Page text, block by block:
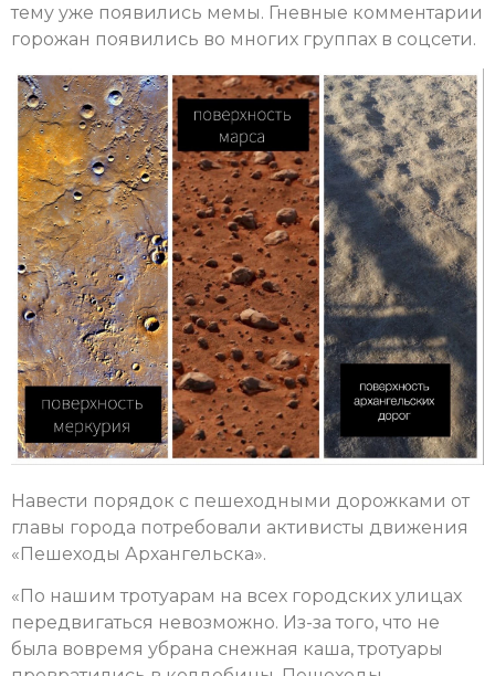
тему уже появились мемы. Гневные комментарии
горожан появились во многих группах в соцсети.
Навести порядок с пешеходными дорожками от
главы города потребовали активисты движения
«Пешеходы Архангельска».
«По нашим тротуарам на всех городских улицах
передвигаться невозможно. Из-за того, что не
была вовремя убрана снежная каша, тротуары